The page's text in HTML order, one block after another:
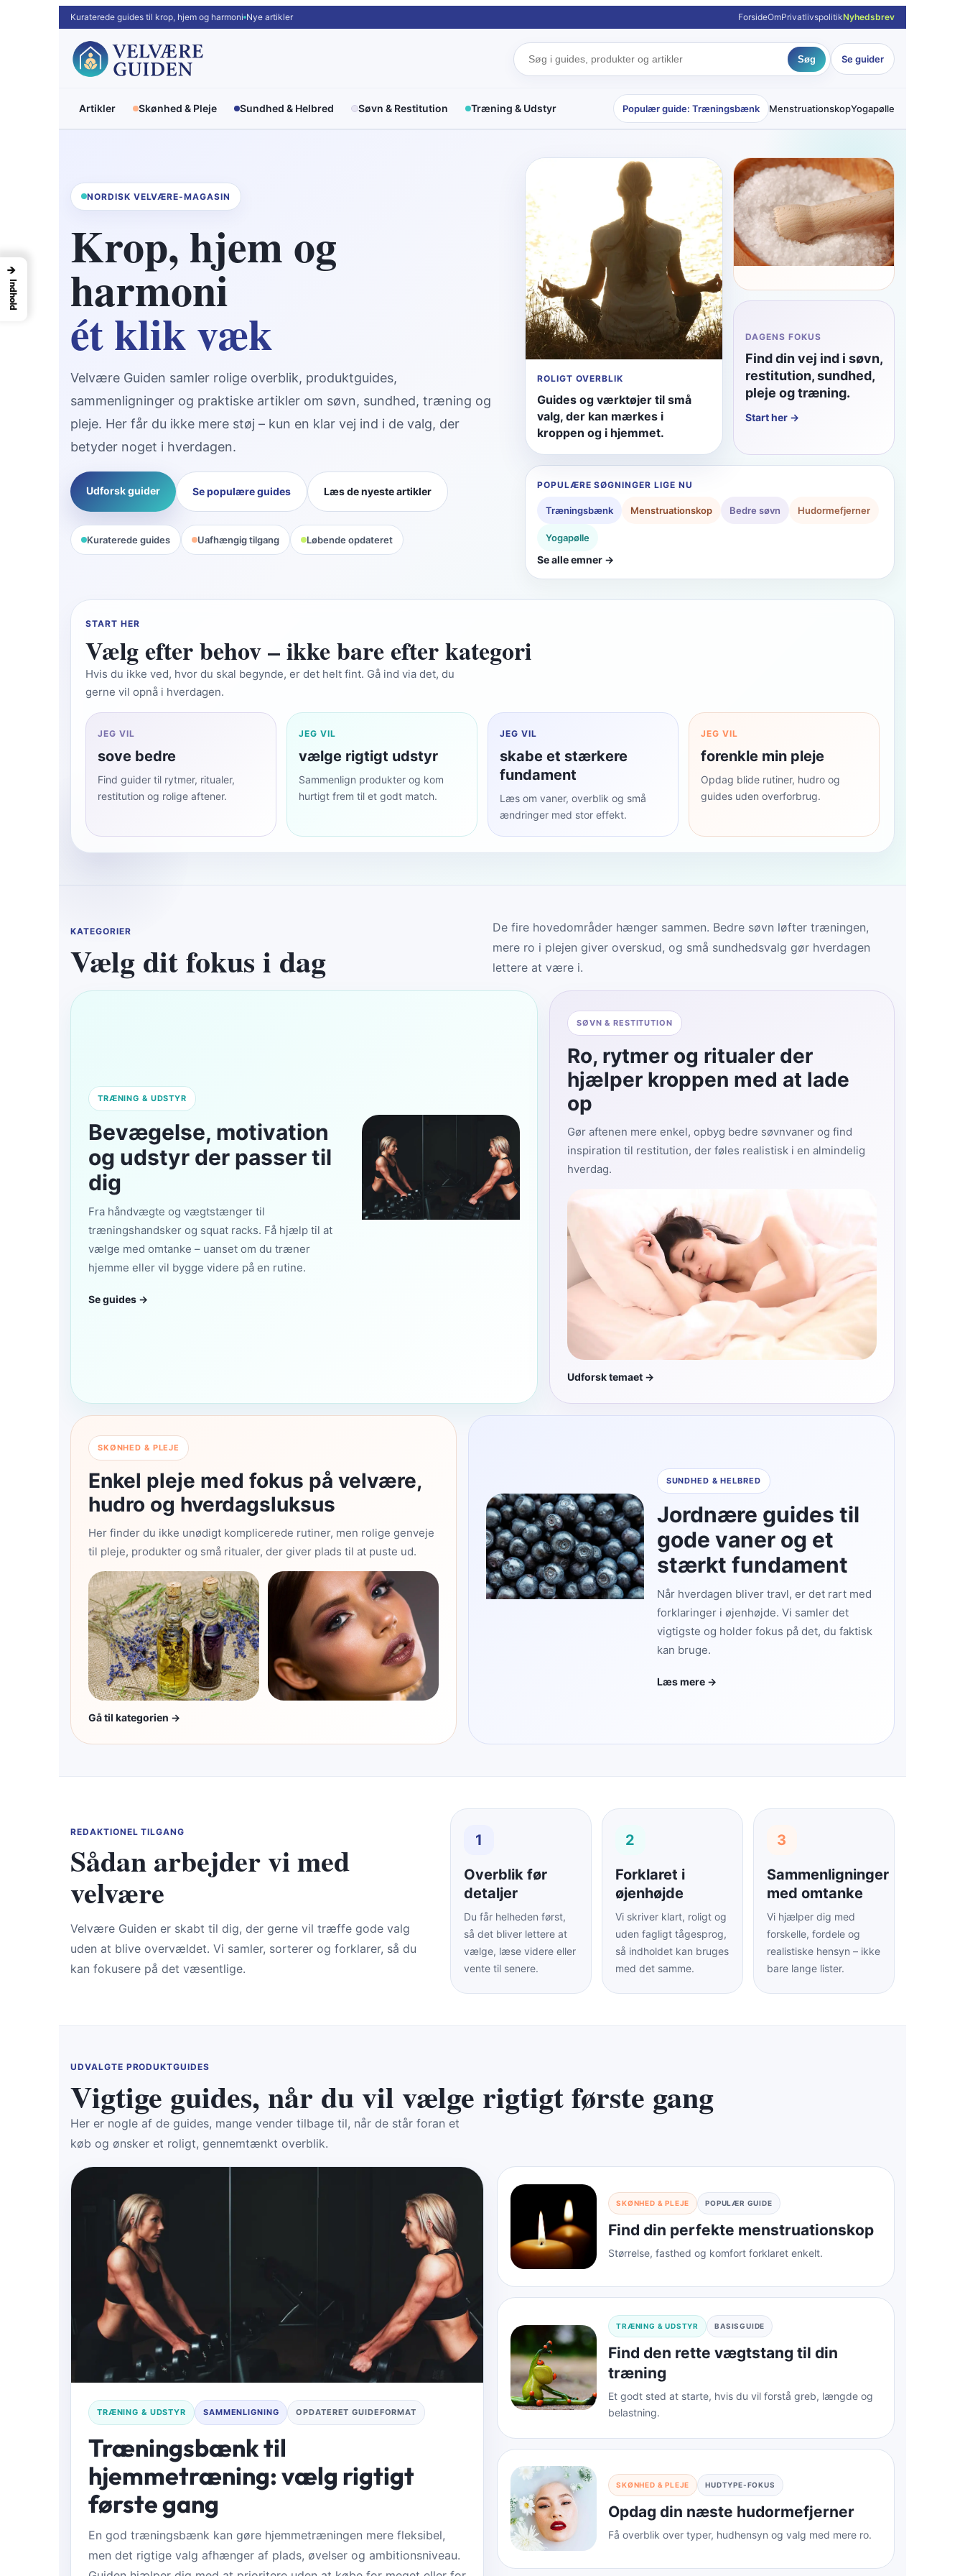
Kuraterede guides til krop, hjem og harmoni Nye artikler ForsideOmPrivatlivspolitikNyhedsbrev
Søg Se guider
Artikler Skønhed & Pleje Sundhed & Helbred Søvn & Restitution Træning & Udstyr Populær guide: Træningsbænk MenstruationskopYogapølle
NORDISK VELVÆRE-MAGASIN
Krop, hjem og
harmoni
ét klik væk
Velvære Guiden samler rolige overblik, produktguides,
sammenligninger og praktiske artikler om søvn, sundhed, træning og
pleje. Her får du ikke mere støj – kun en klar vej ind i de valg, der
betyder noget i hverdagen.
Udforsk guider Se populære guides Læs de nyeste artikler
Kuraterede guides Uafhængig tilgang Løbende opdateret
ROLIGT OVERBLIK
Guides og værktøjer til små
valg, der kan mærkes i
kroppen og i hjemmet.
DAGENS FOKUS
Find din vej ind i søvn,
restitution, sundhed,
pleje og træning.
Start her →
POPULÆRE SØGNINGER LIGE NU
Træningsbænk Menstruationskop Bedre søvn Hudormefjerner
Yogapølle
Se alle emner →
START HER
Vælg efter behov – ikke bare efter kategori
Hvis du ikke ved, hvor du skal begynde, er det helt fint. Gå ind via det, du
gerne vil opnå i hverdagen.
JEG VIL
sove bedre
Find guider til rytmer, ritualer,
restitution og rolige aftener.
JEG VIL
vælge rigtigt udstyr
Sammenlign produkter og kom
hurtigt frem til et godt match.
JEG VIL
skabe et stærkere
fundament
Læs om vaner, overblik og små
ændringer med stor effekt.
JEG VIL
forenkle min pleje
Opdag blide rutiner, hudro og
guides uden overforbrug.
KATEGORIER
Vælg dit fokus i dag
De fire hovedområder hænger sammen. Bedre søvn løfter træningen,
mere ro i plejen giver overskud, og små sundhedsvalg gør hverdagen
lettere at være i.
TRÆNING & UDSTYR
Bevægelse, motivation
og udstyr der passer til
dig
Fra håndvægte og vægtstænger til
træningshandsker og squat racks. Få hjælp til at
vælge med omtanke – uanset om du træner
hjemme eller vil bygge videre på en rutine.
Se guides →
SØVN & RESTITUTION
Ro, rytmer og ritualer der
hjælper kroppen med at lade
op
Gør aftenen mere enkel, opbyg bedre søvnvaner og find
inspiration til restitution, der føles realistisk i en almindelig
hverdag.
Udforsk temaet →
SKØNHED & PLEJE
Enkel pleje med fokus på velvære,
hudro og hverdagsluksus
Her finder du ikke unødigt komplicerede rutiner, men rolige genveje
til pleje, produkter og små ritualer, der giver plads til at puste ud.
Gå til kategorien →
SUNDHED & HELBRED
Jordnære guides til
gode vaner og et
stærkt fundament
Når hverdagen bliver travl, er det rart med
forklaringer i øjenhøjde. Vi samler det
vigtigste og holder fokus på det, du faktisk
kan bruge.
Læs mere →
REDAKTIONEL TILGANG
Sådan arbejder vi med
velvære
Velvære Guiden er skabt til dig, der gerne vil træffe gode valg
uden at blive overvældet. Vi samler, sorterer og forklarer, så du
kan fokusere på det væsentlige.
1
Overblik før
detaljer
Du får helheden først,
så det bliver lettere at
vælge, læse videre eller
vente til senere.
2
Forklaret i
øjenhøjde
Vi skriver klart, roligt og
uden fagligt tågesprog,
så indholdet kan bruges
med det samme.
3
Sammenligninger
med omtanke
Vi hjælper dig med
forskelle, fordele og
realistiske hensyn – ikke
bare lange lister.
UDVALGTE PRODUKTGUIDES
Vigtige guides, når du vil vælge rigtigt første gang
Her er nogle af de guides, mange vender tilbage til, når de står foran et
køb og ønsker et roligt, gennemtænkt overblik.
TRÆNING & UDSTYR SAMMENLIGNING OPDATERET GUIDEFORMAT
Træningsbænk til
hjemmetræning: vælg rigtigt
første gang
En god træningsbænk kan gøre hjemmetræningen mere fleksibel,
men det rigtige valg afhænger af plads, øvelser og ambitionsniveau.
SKØNHED & PLEJE POPULÆR GUIDE
Find din perfekte menstruationskop
Størrelse, fasthed og komfort forklaret enkelt.
TRÆNING & UDSTYR BASISGUIDE
Find den rette vægtstang til din
træning
Et godt sted at starte, hvis du vil forstå greb, længde og
belastning.
SKØNHED & PLEJE HUDTYPE-FOKUS
Opdag din næste hudormefjerner
Få overblik over typer, hudhensyn og valg med mere ro.
→
Indhold